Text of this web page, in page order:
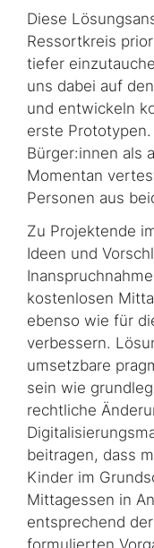
Diese
Ressortkreis
tiefer
uns dabei auf
und entwickeln
erste
Bürger:innen als
Momentan
Personen aus
Zu Projektende
Ideen und
kostenlosen
ebenso wie für
verbessern.
umsetzbare
sein wie
rechtliche
beitragen, dass
Kinder im
Mittagessen in
entsprechend